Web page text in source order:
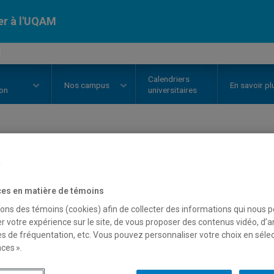
à l'UQAM
Nos campus
Calendriers
universitaires
En savoir
permanent UQAM
code permanent UQAM est-il
du ministère de
en matière de témoins
des témoins (cookies) afin de collecter des informations qui nous
votre expérience sur le site, de vous proposer des contenus vidéo,
de fréquentation, etc. Vous pouvez personnaliser votre choix en
».